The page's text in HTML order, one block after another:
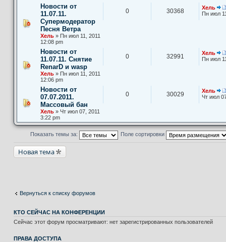
Новости от
11.07.11.
Супермодератор
Песня Ветра
Хель » Пн июл 11, 2011
12:08 pm
0 30368
Хель
Пн июл
Новости от
11.07.11. Снятие
RenarD и wasp
Хель » Пн июл 11, 2011
12:06 pm
0 32991
Хель
Пн июл
Новости от
07.07.2011.
Массовый бан
Хель » Чт июл 07, 2011
3:22 pm
0 30029
Хель
Чт июл
Показать темы за: Поле сортировки
Новая тема
Вернуться к списку форумов
КТО СЕЙЧАС НА КОНФЕРЕНЦИИ
Сейчас этот форум просматривают: нет зарегистрированных пользователей
ПРАВА ДОСТУПА